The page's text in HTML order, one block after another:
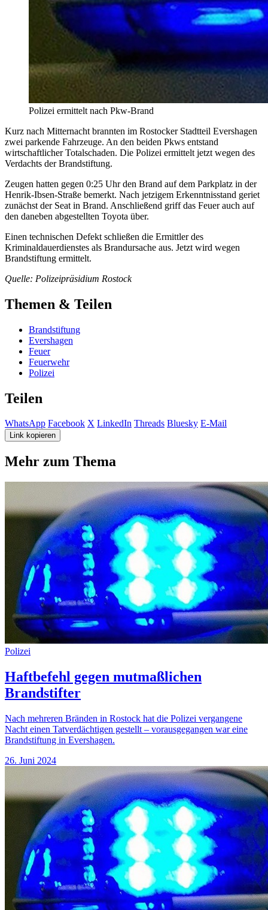
Polizei ermittelt nach Pkw-Brand
Kurz nach Mitternacht brannten im Rostocker Stadtteil Evershagen
zwei parkende Fahrzeuge. An den beiden Pkws entstand
wirtschaftlicher Totalschaden. Die Polizei ermittelt jetzt wegen des
Verdachts der Brandstiftung.
Zeugen hatten gegen 0:25 Uhr den Brand auf dem Parkplatz in der
Henrik-Ibsen-Straße bemerkt. Nach jetzigem Erkenntnisstand geriet
zunächst der Seat in Brand. Anschließend griff das Feuer auch auf
den daneben abgestellten Toyota über.
Einen technischen Defekt schließen die Ermittler des
Kriminaldauerdienstes als Brandursache aus. Jetzt wird wegen
Brandstiftung ermittelt.
Quelle: Polizeipräsidium Rostock
Themen & Teilen
Brandstiftung
Evershagen
Feuer
Feuerwehr
Polizei
Teilen
WhatsApp Facebook X LinkedIn Threads Bluesky E-Mail
Link kopieren
Mehr zum Thema
Polizei
Haftbefehl gegen mutmaßlichen
Brandstifter
Nach mehreren Bränden in Rostock hat die Polizei vergangene
Nacht einen Tatverdächtigen gestellt – vorausgegangen war eine
Brandstiftung in Evershagen.
26. Juni 2024